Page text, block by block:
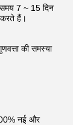
7 ~ 15 दिन
करते हैं।
की समस्या
नई और